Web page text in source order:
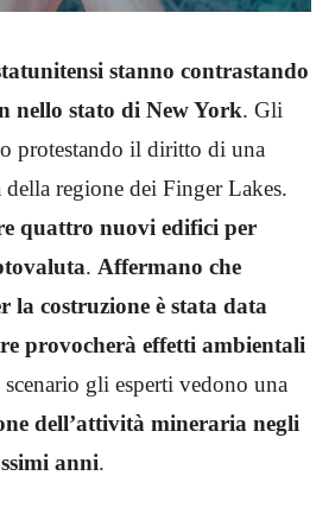
stanno contrastando
nello stato di New York. Gli
protestando il diritto di una
della regione dei Finger Lakes.
quattro nuovi edifici per
. Affermano che
la costruzione è stata data
provocherà effetti ambientali
gli esperti vedono una
dell’attività mineraria negli
anni.